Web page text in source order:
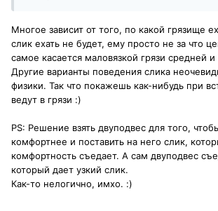
Многое зависит от того, по какой грязище
слик ехать не будет, ему просто не за что
самое касается маловязкой грязи средней
Другие варианты поведения слика
физики. Так что покажешь как-нибудь при
ведут в грязи :)
PS: Решение взять двуподвес для того,
комфортнее и поставить на него слик,
комфортность съедает. А сам двуподвес
который дает узкий слик.
Как-то нелогично, имхо. :)